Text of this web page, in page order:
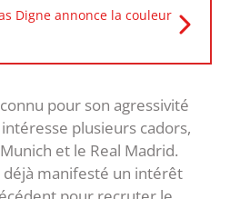
Digne annonce la couleur
pour son agressivité
plusieurs cadors,
et le Real Madrid.
déjà manifesté un intérêt